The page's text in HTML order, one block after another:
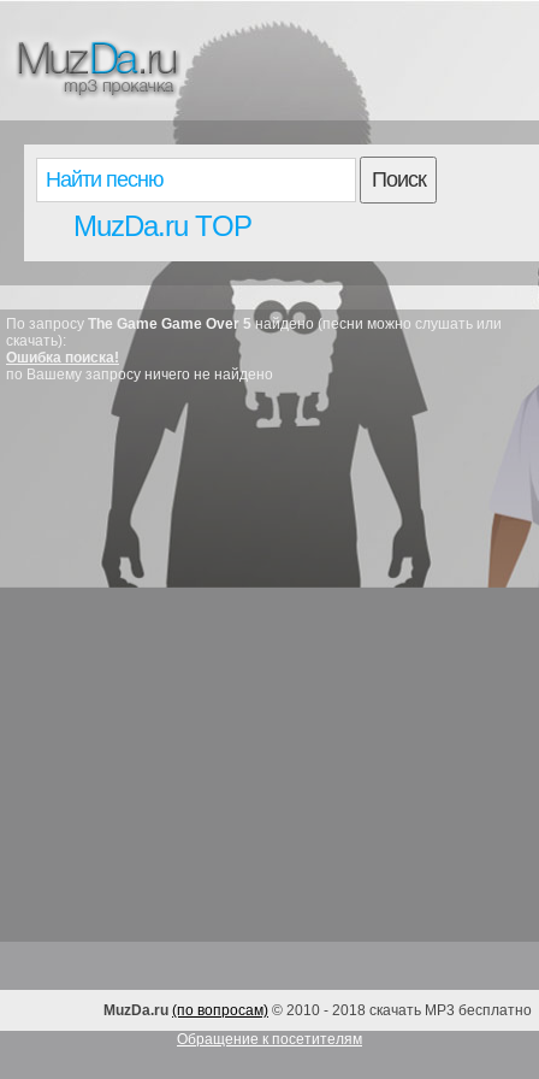
Поиск
MuzDa.ru TOP
По запросу The Game Game Over 5 найдено (песни можно слушать или
скачать):
Ошибка поиска!
по Вашему запросу ничего не найдено
MuzDa.ru (по вопросам) © 2010 - 2018 скачать MP3 бесплатно
Обращение к посетителям